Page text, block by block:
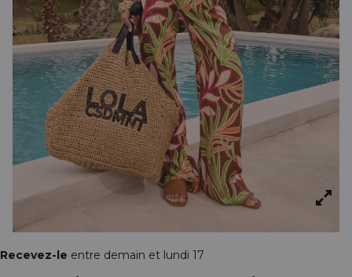
Recevez-le entre demain et lundi 17